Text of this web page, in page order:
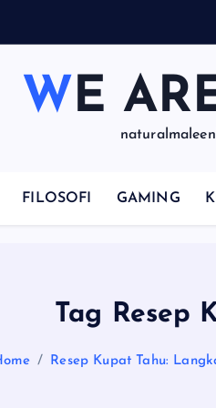
WE
FILOSOFI GAMING
Tag Resep
Resep Kupat Tahu: